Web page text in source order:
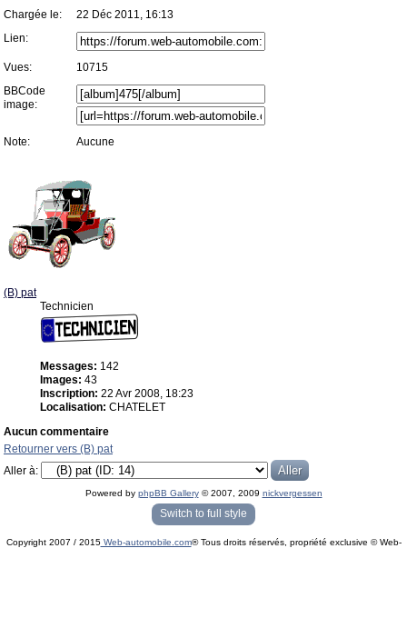
Chargée le:
22 Déc 2011, 16:13
Lien:
Vues:
10715
BBCode
image:
Note: Aucune
(B) pat
Technicien
Messages: 142
Images: 43
Inscription: 22 Avr 2008, 18:23
Localisation: CHATELET
Aucun commentaire
Retourner vers (B) pat
Aller à:
Powered by phpBB Gallery© 2007, 2009 nickvergessen
« phpBB Gallery » - Traduction française par
darky
Switch to full style
Copyright 2007 / 2015Web-automobile.com® Tous droits réservés, propriété exclusive © Web-